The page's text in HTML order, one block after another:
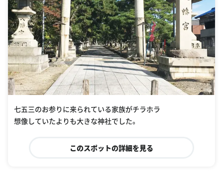
七五三のお参りに来られている家族がチラホラ
想像していたよりも大きな神社でした。
このスポットの詳細を見る